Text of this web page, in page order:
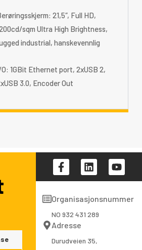
21,5″, Full HD,
sqm Ultra High Brightness,
industrial, hanskevennlig
1GBit Ethernet port, 2xUSB 2,
3.0, Encoder Out
F
a
c
b
o
o
-
L
i
n
k
e
d
Y
o
u
u
Organisasjonsnummer
NO 932 431 289
Adresse
Durudveien 35,